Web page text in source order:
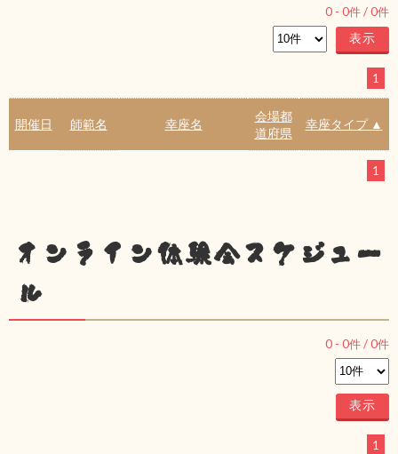
0 - 0件 /0件
1
開催日 師範名 幸座名
会場都
道府県
幸座タイプ ▲
1
オンライン体験会スケジュー
ル
0 - 0件 /0件
1